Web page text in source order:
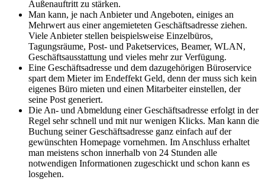
Außenauftritt zu stärken.
Man kann, je nach Anbieter und Angeboten, einiges an
Mehrwert aus einer angemieteten Geschäftsadresse ziehen.
Viele Anbieter stellen beispielsweise Einzelbüros,
Tagungsräume, Post- und Paketservices, Beamer, WLAN,
Geschäftsausstattung und vieles mehr zur Verfügung.
Eine Geschäftsadresse und dem dazugehörigen Büroservice
spart dem Mieter im Endeffekt Geld, denn der muss sich kein
eigenes Büro mieten und einen Mitarbeiter einstellen, der
seine Post generiert.
Die An- und Abmeldung einer Geschäftsadresse erfolgt in der
Regel sehr schnell und mit nur wenigen Klicks. Man kann die
Buchung seiner Geschäftsadresse ganz einfach auf der
gewünschten Homepage vornehmen. Im Anschluss erhaltet
man meistens schon innerhalb von 24 Stunden alle
notwendigen Informationen zugeschickt und schon kann es
losgehen.